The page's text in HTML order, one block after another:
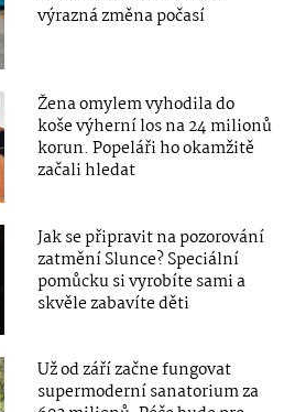
výrazná změna počasí
Žena omylem vyhodila do
koše výherní los na 24 milionů
korun. Popeláři ho okamžitě
začali hledat
Jak se připravit na pozorování
zatmění Slunce? Speciální
pomůcku si vyrobíte sami a
skvěle zabavíte děti
Už od září začne fungovat
supermoderní sanatorium za